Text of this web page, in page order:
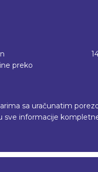
preko
sa uračunatim
informacije